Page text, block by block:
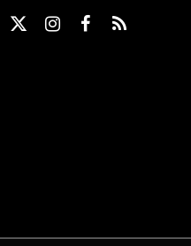
X
Instagram
Facebook
RSS